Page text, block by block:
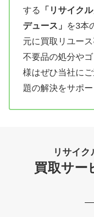
する 「リサイクル
デュース」 を3本
元に買取リユー
不要品の処分や
様はぜひ当社に
題の解決をサポ
リサイ
買取サー